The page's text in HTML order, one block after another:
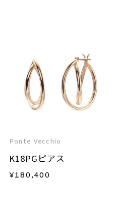
Ponte Vecchio
K18PGピアス
¥180,400